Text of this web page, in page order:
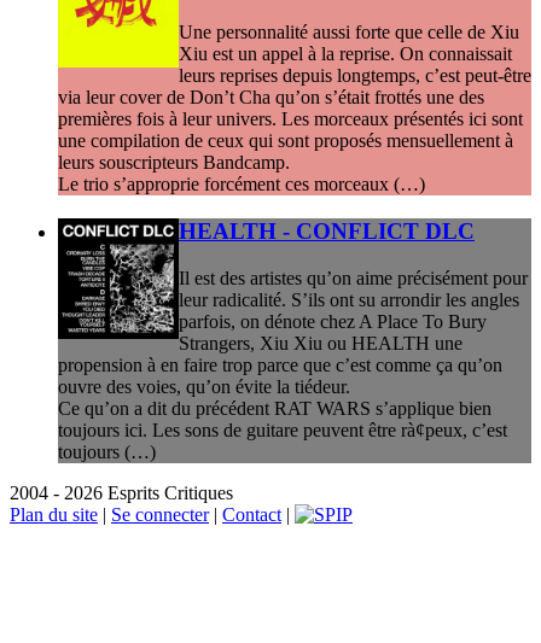
Une personnalité aussi forte que celle de Xiu
Xiu est un appel à la reprise. On connaissait
leurs reprises depuis longtemps, c’est peut-être
via leur cover de Don’t Cha qu’on s’était frottés une des
premières fois à leur univers. Les morceaux présentés ici sont
une compilation de ceux qui sont proposés mensuellement à
leurs souscripteurs Bandcamp.
Le trio s’approprie forcément ces morceaux (…)
HEALTH - CONFLICT DLC
Il est des artistes qu’on aime précisément pour
leur radicalité. S’ils ont su arrondir les angles
parfois, on dénote chez A Place To Bury
Strangers, Xiu Xiu ou HEALTH une
propension à en faire trop parce que c’est comme ça qu’on
ouvre des voies, qu’on évite la tiédeur.
Ce qu’on a dit du précédent RAT WARS s’applique bien
toujours ici. Les sons de guitare peuvent être rà¢peux, c’est
toujours (…)
2004 - 2026 Esprits Critiques
Plan du site | Se connecter| Contact |